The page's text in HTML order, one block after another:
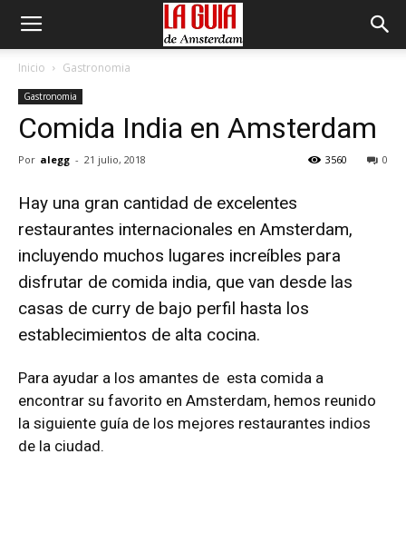
Inicio Gastronomia
Gastronomia
Comida India en Amsterdam
Por alegg - 21 julio, 2018 0
3560
Hay una gran cantidad de excelentes
restaurantes internacionales en Amsterdam,
incluyendo muchos lugares increíbles para
disfrutar de comida india, que van desde las
casas de curry de bajo perfil hasta los
establecimientos de alta cocina.
Para ayudar a los amantes de esta comida a
encontrar su favorito en Amsterdam, hemos reunido
la siguiente guía de los mejores restaurantes indios
de la ciudad.